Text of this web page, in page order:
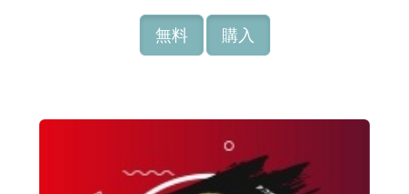
無料 購入